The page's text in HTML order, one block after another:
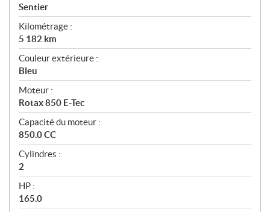
Sentier
Kilométrage :
5 182 km
Couleur extérieure :
Bleu
Moteur :
Rotax 850 E-Tec
Capacité du moteur :
850.0 CC
Cylindres :
2
HP :
165.0